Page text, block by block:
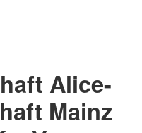
Alice-
Mainz